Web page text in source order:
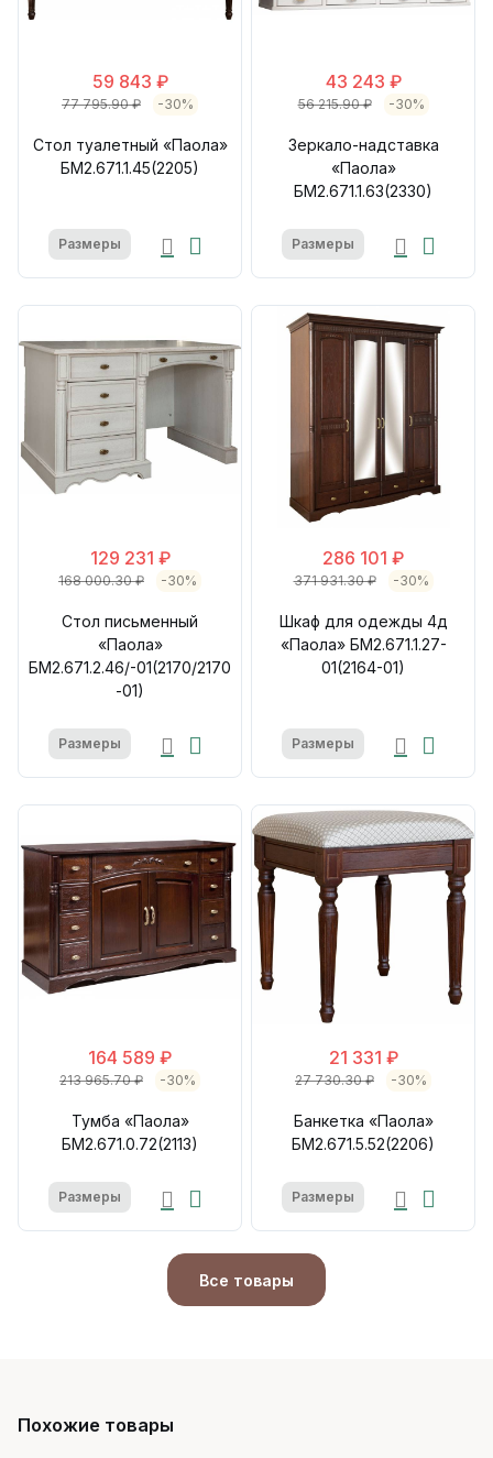
59 843 ₽
77 795.90 ₽ -30%
Стол туалетный «Паола»
БМ2.671.1.45(2205)
Размеры
43 243 ₽
56 215.90 ₽ -30%
Зеркало-надставка
«Паола»
БМ2.671.1.63(2330)
Размеры
129 231 ₽
168 000.30 ₽ -30%
Стол письменный
«Паола»
БМ2.671.2.46/-01(2170/2170
-01)
Размеры
286 101 ₽
371 931.30 ₽ -30%
Шкаф для одежды 4д
«Паола» БМ2.671.1.27-
01(2164-01)
Размеры
164 589 ₽
213 965.70 ₽ -30%
Тумба «Паола»
БМ2.671.0.72(2113)
Размеры
21 331 ₽
27 730.30 ₽ -30%
Банкетка «Паола»
БМ2.671.5.52(2206)
Размеры
Все товары
Похожие товары